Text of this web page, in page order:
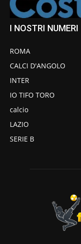
I NOSTRI NUMERI
ROMA
CALCI D'ANGOLO
INTER
IO TIFO TORO
calcio
LAZIO
SERIE B